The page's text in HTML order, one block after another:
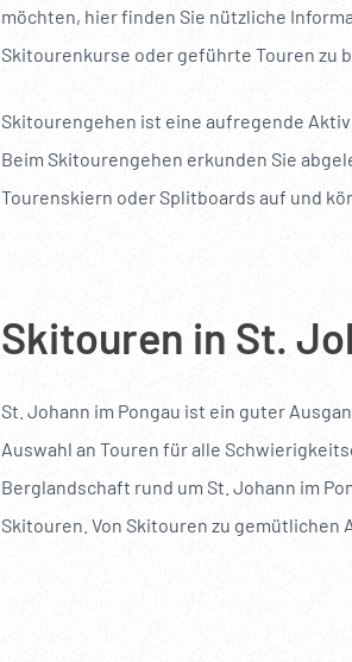
möchten, hier finden Sie nützliche
Skitourenkurse oder geführte Touren zu
Skitourengehen ist eine aufregende
Beim Skitourengehen erkunden Sie
Tourenskiern oder Splitboards auf und
Skitouren in St.
St. Johann im Pongau ist ein guter
Auswahl an Touren für alle
Berglandschaft rund um St. Johann im
Skitouren. Von Skitouren zu gemütlichen